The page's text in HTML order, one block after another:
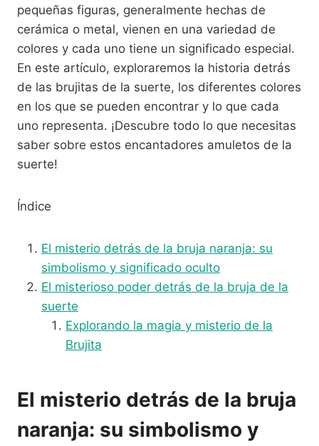
pequeñas figuras, generalmente hechas de
cerámica o metal, vienen en una variedad de
colores y cada uno tiene un significado especial.
En este artículo, exploraremos la historia detrás
de las brujitas de la suerte, los diferentes colores
en los que se pueden encontrar y lo que cada
uno representa. ¡Descubre todo lo que necesitas
saber sobre estos encantadores amuletos de la
suerte!
Índice
El misterio detrás de la bruja naranja: su
simbolismo y significado oculto
El misterioso poder detrás de la bruja de la
suerte
Explorando la magia y misterio de la
Brujita
El misterio detrás de la bruja
naranja: su simbolismo y